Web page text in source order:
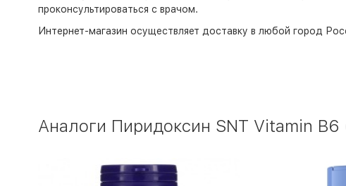
проконсультироваться с врачом.
Интернет-магазин осуществляет доставку в любой город
Аналоги Пиридоксин SNT Vitamin